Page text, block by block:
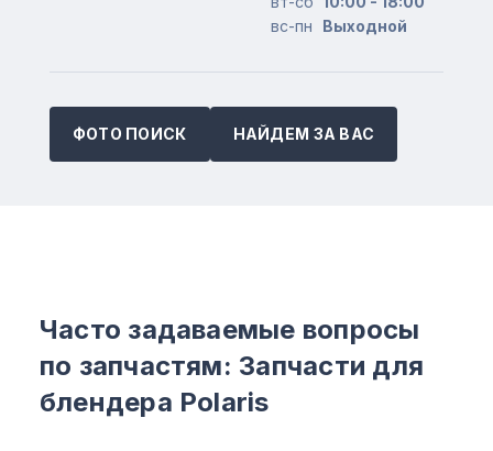
вс-пн
Выходной
ФОТО ПОИСК НАЙДЕМ ЗА ВАС
Часто задаваемые вопросы
по запчастям: Запчасти для
блендера Polaris